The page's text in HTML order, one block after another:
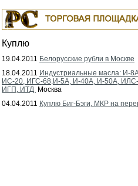
Куплю
19.04.2011 Белорусские рубли в Москве
18.04.2011 Индустриальные масла: И-
ИС-20, ИГС-68,И-5А, И-40А, И-50А,
ИГП, ИТД Москва
04.04.2011 Куплю Биг-Бэги, МКР на